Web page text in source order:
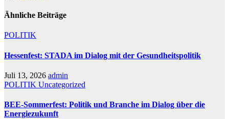
Ähnliche Beiträge
POLITIK
Hessenfest: STADA im Dialog mit der Gesundheitspolitik
Juli 13, 2026 admin
POLITIK Uncategorized
BEE-Sommerfest: Politik und Branche im Dialog über die
Energiezukunft